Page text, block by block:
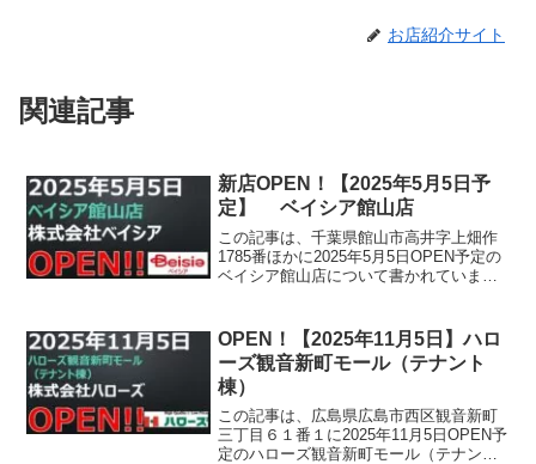
お店紹介サイト
関連記事
新店OPEN！【2025年5月5日予
定】 ベイシア館山店
この記事は、千葉県館山市高井字上畑作
1785番ほかに2025年5月5日OPEN予定の
ベイシア館山店について書かれていま
OPEN！【2025年11月5日】ハロ
ーズ観音新町モール（テナント
棟）
この記事は、広島県広島市西区観音新町
三丁目６１番１に2025年11月5日OPEN予
定のハローズ観音新町モール（テナント